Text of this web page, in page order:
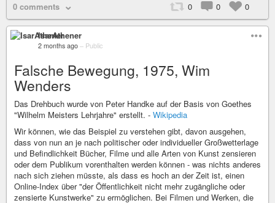
0 comments 0 0 0
IsarAthener
2 months ago – Public
Falsche Bewegung, 1975, Wim
Wenders
Das Drehbuch wurde von Peter Handke auf der Basis von Goethes
"Wilhelm Meisters Lehrjahre" erstellt. - Wikipedia
Wir können, wie das Beispiel zu verstehen gibt, davon ausgehen,
dass von nun an je nach politischer oder individueller Großwetterlage
und Befindlichkeit Bücher, Filme und alle Arten von Kunst zensieren
oder dem Publikum vorenthalten werden können - was nichts anderes
nach sich ziehen müsste, als dass es hoch an der Zeit ist, einen
Online-Index über "der Öffentlichkeit nicht mehr zugängliche oder
zensierte Kunstwerke" zu ermöglichen. Bei Filmen und Werken, die